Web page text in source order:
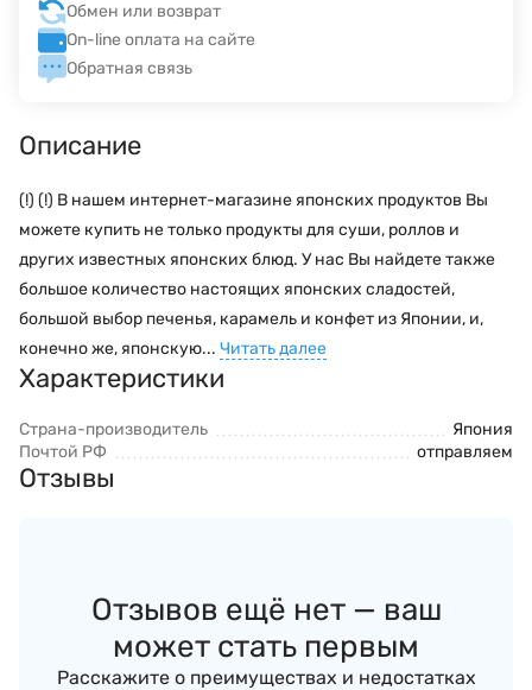
Обмен или возврат
On-line оплата на сайте
Обратная связь
Описание
(!) (!) В нашем интернет-магазине японских продуктов Вы
можете купить не только продукты для суши, роллов и
других известных японских блюд. У нас Вы найдете также
большое количество настоящих японских сладостей,
большой выбор печенья, карамель и конфет из Японии, и,
конечно же, японскую... Читать далее
Характеристики
Страна-производитель
Япония
Почтой РФ
отправляем
Отзывы
Отзывов ещё нет — ваш
может стать первым
Расскажите о преимуществах и недостатках